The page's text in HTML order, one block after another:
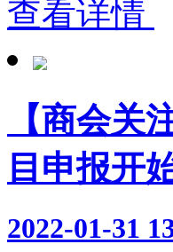
查看详情
【商会关
目申报开
2022-01-31